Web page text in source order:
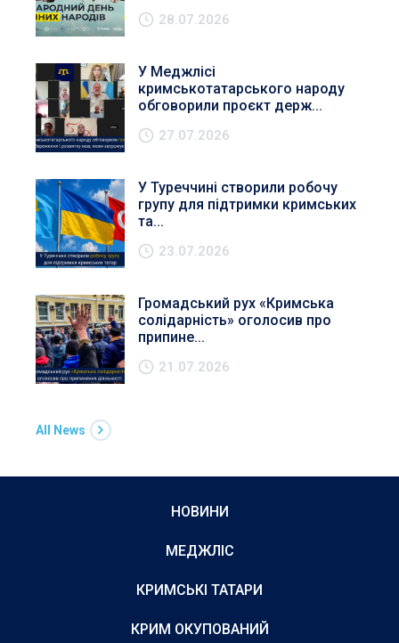
28.07.2026
У Меджлісі
кримськотатарського народу
обговорили проєкт держ...
27.07.2026
У Туреччині створили робочу
групу для підтримки кримських
та...
23.07.2026
Громадський рух «Кримська
солідарність» оголосив про
припине...
21.07.2026
All News
НОВИНИ
МЕДЖЛІС
КРИМСЬКІ ТАТАРИ
КРИМ ОКУПОВАНИЙ